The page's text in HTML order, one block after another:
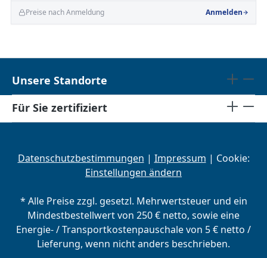
Preise nach Anmeldung Anmelden
Unsere Standorte
Für Sie zertifiziert
Datenschutzbestimmungen | Impressum | Cookie:
Einstellungen ändern
* Alle Preise zzgl. gesetzl. Mehrwertsteuer und ein
Mindestbestellwert von 250 € netto, sowie eine
Energie- / Transportkostenpauschale von 5 € netto /
Lieferung, wenn nicht anders beschrieben.